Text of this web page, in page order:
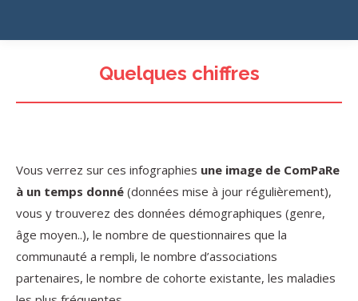
Quelques chiffres
Vous verrez sur ces infographies une image de ComPaRe
à un temps donné (données mise à jour régulièrement),
vous y trouverez des données démographiques (genre,
âge moyen..), le nombre de questionnaires que la
communauté a rempli, le nombre d’associations
partenaires, le nombre de cohorte existante, les maladies